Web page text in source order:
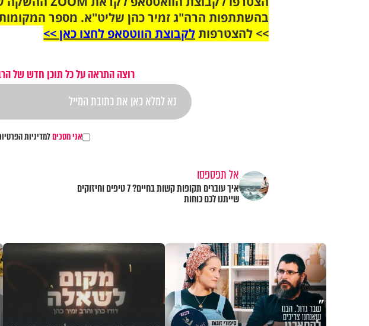
בהשתתפות הרה"ג זמיר כהן שליט"א. מספר
>> להצטרפותלקבוצת הווטסאפ לחצו כאן >>
רוצה התראה על כל תוכן חדש של
אני מסכיםלמדיניות
אל תפספסו
איך עוברים תקופות קשות בחיים? 7 טיפים וחיזוקים
שייתנו לכם כוחות